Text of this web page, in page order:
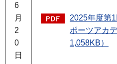
6
月
2
0
日
2025年度第
ポーツアカ
1,058KB）